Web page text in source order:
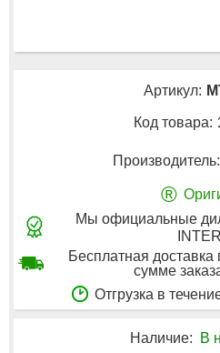
Артикул:
Код товара:
Производитель:
®
Мы официальные
Бесплатная
сумме
Отгрузка в
Наличие: В